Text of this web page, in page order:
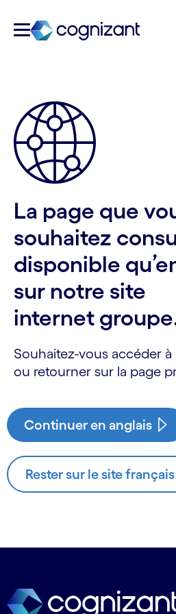
La page que
souhaitez
disponible
sur notre site
internet
Souhaitez-vous accéder à
ou retourner sur la page
Continuer en anglais
Rester sur le site français